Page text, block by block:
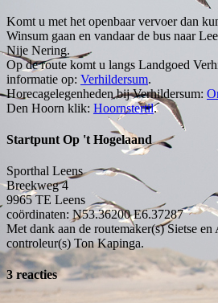
Komt u met het openbaar vervoer dan
Winsum gaan en vandaar de bus naar
Nije Nering.
Op de route komt u langs Landgoed
informatie op: Verhildersum.
Horecagelegenheden bij Verhildersum:
Den Hoorn klik: Hoornstertil.
Startpunt Op 't Hogelaand
Sporthal Leens
Breekweg 4
9965 TE Leens
coördinaten: N53.36200 E6.37287
Met dank aan de routemaker(s) Sietse
controleur(s) Ton Kapinga.
3 reacties